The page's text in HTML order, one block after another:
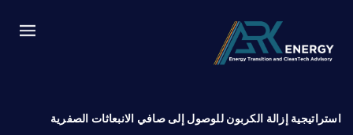
استراتيجية إزالة الكربون للوصول إلى صافي الانبعاثات الصفرية